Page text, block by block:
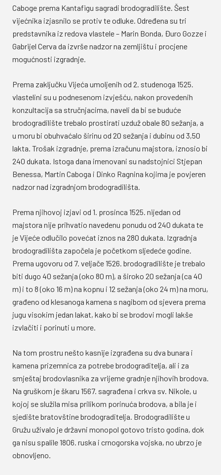
Caboge prema Kantafigu sagradi brodogradilište. Šest
vijećnika izjasnilo se protiv te odluke. Određena su tri
predstavnika iz redova vlastele – Marin Bonda, Đuro Gozze i
Gabrijel Cerva da izvrše nadzor na zemljištu i procjene
mogućnosti izgradnje.
Prema zaključku Vijeća umoljenih od 2. studenoga 1525.
vlastelini su u podnesenom izvješću, nakon provedenih
konzultacija sa stručnjacima, naveli da bi se buduće
brodogradilište trebalo prostirati uzduž obale 80 sežanja, a
u moru bi obuhvaćalo širinu od 20 sežanja i dubinu od 3,50
lakta. Trošak izgradnje, prema izračunu majstora, iznosio bi
240 dukata. Istoga dana imenovani su nadstojnici Stjepan
Benessa, Martin Caboga i Dinko Ragnina kojima je povjeren
nadzor nad izgradnjom brodogradilišta.
Prema njihovoj izjavi od 1. prosinca 1525. nijedan od
majstora nije prihvatio navedenu ponudu od 240 dukata te
je Vijeće odlučilo povećat iznos na 280 dukata. Izgradnja
brodogradilišta započela je početkom sljedeće godine.
Prema ugovoru od 7. veljače 1526. brodogradilište je trebalo
biti dugo 40 sežanja (oko 80 m), a široko 20 sežanja (ca 40
m) i to 8 (oko 16 m) na kopnu i 12 sežanja (oko 24 m) na moru,
građeno od klesanoga kamena s nagibom od sjevera prema
jugu visokim jedan lakat, kako bi se brodovi mogli lakše
izvlačiti i porinuti u more.
Na tom prostru nešto kasnije izgrađena su dva bunara i
kamena prizemnica za potrebe brodograditelja, ali i za
smještaj brodovlasnika za vrijeme gradnje njihovih brodova.
Na gruškom je škaru 1567. sagrađena i crkva sv. Nikole, u
kojoj se služila misa prilikom porinuća brodova, a bila je i
sjedište bratovštine brodograditelja. Brodogradilište u
Gružu uživalo je državni monopol gotovo tristo godina, dok
ga nisu spalile 1806. ruska i crnogorska vojska, no ubrzo je
obnovljeno.